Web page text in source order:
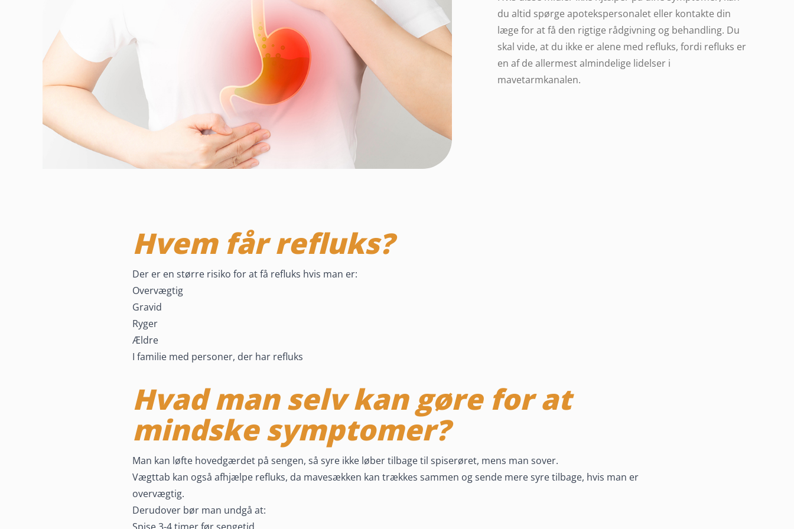
du altid spørge apotekspersonalet eller kontakte din
læge for at få den rigtige rådgivning og behandling. Du
skal vide, at du ikke er alene med refluks, fordi refluks er
en af de allermest almindelige lidelser i
mavetarmkanalen.
Hvem får refluks?
Der er en større risiko for at få refluks hvis man er:
Overvægtig
Gravid
Ryger
Ældre
I familie med personer, der har refluks
Hvad man selv kan gøre for at
mindske symptomer?
Man kan løfte hovedgærdet på sengen, så syre ikke løber tilbage til spiserøret, mens man sover.
Vægttab kan også afhjælpe refluks, da mavesækken kan trækkes sammen og sende mere syre tilbage, hvis man er
overvægtig.
Derudover bør man undgå at: